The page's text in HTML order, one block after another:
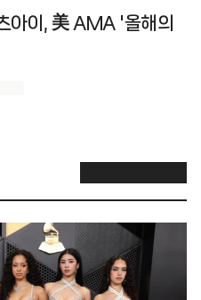
아이, 美 AMA '올해의